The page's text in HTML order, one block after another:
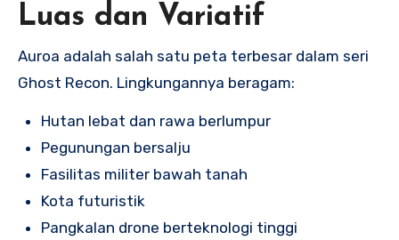
Luas dan Variatif
Auroa adalah salah satu peta terbesar dalam seri
Ghost Recon. Lingkungannya beragam:
Hutan lebat dan rawa berlumpur
Pegunungan bersalju
Fasilitas militer bawah tanah
Kota futuristik
Pangkalan drone berteknologi tinggi